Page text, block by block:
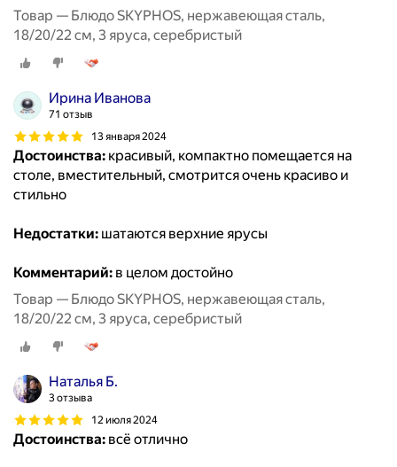
Товар — Блюдо SKYPHOS, нержавеющая сталь,
18/20/22 см, 3 яруса, серебристый
Ирина Иванова
71 отзыв
13 января 2024
Достоинства: красивый, компактно помещается на
столе, вместительный, смотрится очень красиво и
стильно
Недостатки: шатаются верхние ярусы
Комментарий: в целом достойно
Товар — Блюдо SKYPHOS, нержавеющая сталь,
18/20/22 см, 3 яруса, серебристый
Наталья Б.
3 отзыва
12 июля 2024
Достоинства: всё отлично